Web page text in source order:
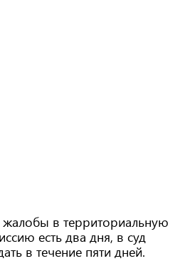
в территориальную
есть два дня, в суд
в течение пяти дней.